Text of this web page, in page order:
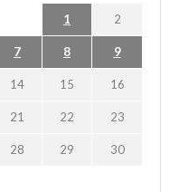
1 2
7 8 9
14 15 16
21 22 23
28 29 30